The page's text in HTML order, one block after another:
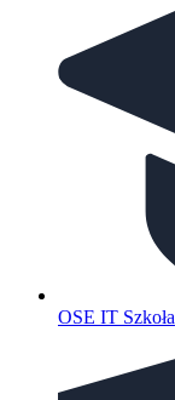
OSE IT Szkoła